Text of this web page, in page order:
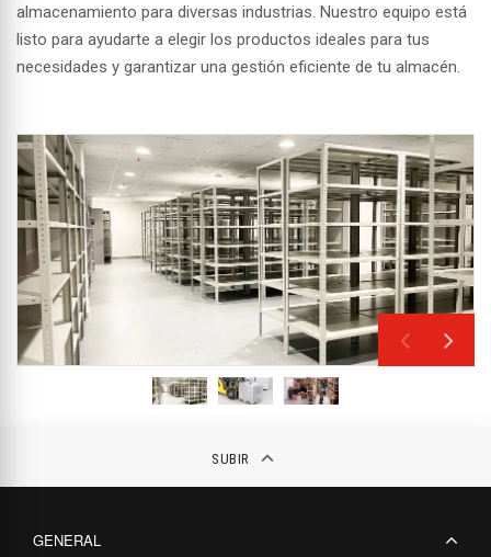
almacenamiento para diversas industrias. Nuestro equipo está
listo para ayudarte a elegir los productos ideales para tus
necesidades y garantizar una gestión eficiente de tu almacén.
SUBIR keyboard_arrow_up
GENERAL